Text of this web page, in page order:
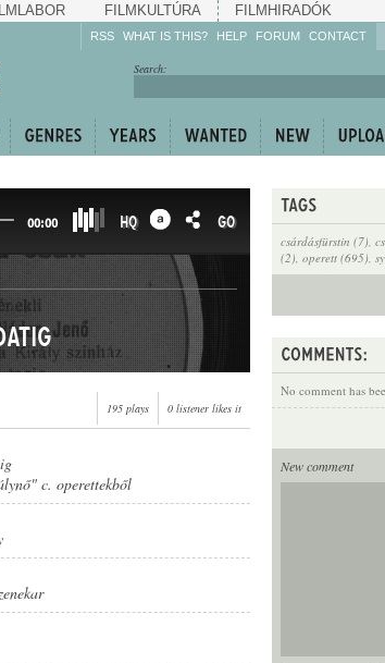
FILMKULTÚRA FILMHIRADÓK
RSS WHAT IS THIS? HELP
Enrich!
Share!
FORUM CONTACT
Search:
csárdásfürstin (7),
(2), operett (695),
No comment has
New comment
00:00 HQ GO
195 plays 0 listener likes it
c. operettekből